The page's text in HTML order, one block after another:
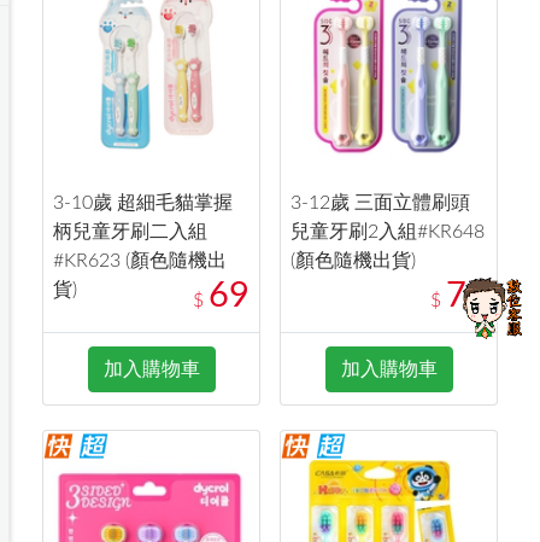
3-10歲 超細毛貓掌握
柄兒童牙刷二入組
#KR623 (顏色隨機出
貨)
$ 69
加入購物車
3-12歲 三面立體刷頭
兒童牙刷2入組#KR648
(顏色隨機出貨)
$ 79
加入購物車